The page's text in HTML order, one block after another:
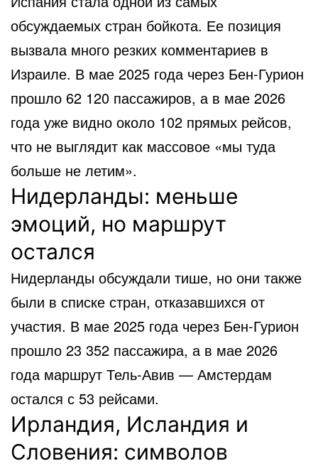
обсуждаемых стран бойкота. Ее позиция
вызвала много резких комментариев в
Израиле. В мае 2025 года через Бен-Гурион
прошло 62 120 пассажиров, а в мае 2026
года уже видно около 102 прямых рейсов,
что не выглядит как массовое «мы туда
больше не летим».
Нидерланды: меньше
эмоций, но маршрут
остался
Нидерланды обсуждали тише, но они также
были в списке стран, отказавшихся от
участия. В мае 2025 года через Бен-Гурион
прошло 23 352 пассажира, а в мае 2026
года маршрут Тель-Авив — Амстердам
остался с 53 рейсами.
Ирландия, Исландия и
Словения: символов